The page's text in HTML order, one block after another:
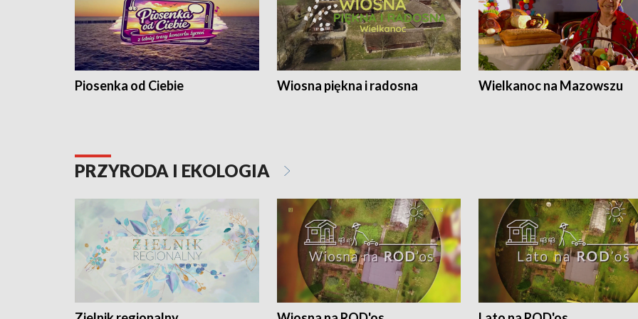
Piosenka od Ciebie Wiosna piękna i radosna Wielkanoc na Mazowszu
PRZYRODA I EKOLOGIA